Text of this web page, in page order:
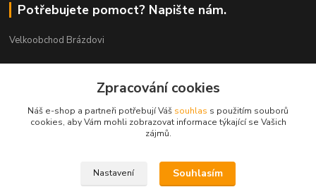
Potřebujete pomoct? Napište nám.
Velkoobchod Brázdovi
+420 602 565 661
brazdovi@svicky-kameny.cz
Zpracování cookies
Náš e-shop a partneři potřebují Váš souhlas s použitím souborů
cookies, aby Vám mohli zobrazovat informace týkající se Vašich
zájmů.
Nastavení Souhlasím